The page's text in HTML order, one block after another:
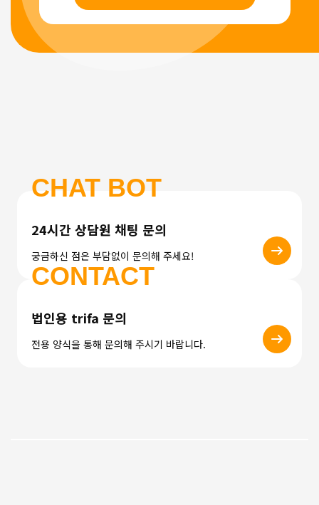
CHAT BOT
24시간 상담원 채팅 문의
궁금하신 점은 부담없이 문의해 주세요!
CONTACT
법인용 trifa 문의
전용 양식을 통해 문의해 주시기 바랍니다.